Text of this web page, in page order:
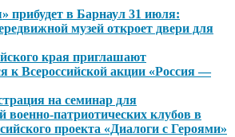
прибудет в Барнаул 31 июля:
музей откроет двери для
края приглашают
к Всероссийской акции «Россия —
на семинар для
военно-патриотических клубов в
проекта «Диалоги с Героями»